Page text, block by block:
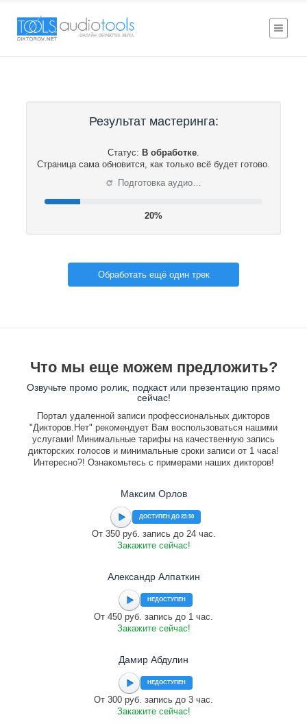
Результат мастеринга:
Статус: В обработке.
Страница сама обновится, как только всё будет готово.
⟳ Подготовка аудио…
21%
Обработать ещё один трек
Что мы еще можем предложить?
Озвучьте промо ролик, подкаст или презентацию прямо
сейчас!
Портал удаленной записи профессиональных дикторов
"Дикторов.Нет" рекомендует Вам воспользоваться нашими
услугами! Минимальные тарифы на качественную запись
дикторских голосов и минимальные сроки записи от 1 часа!
Интересно?! Ознакомьтесь с примерами наших дикторов!
Максим Орлов
ДОСТУПЕН ДО 23:50
От 350 руб. запись до 24 час.
Закажите сейчас!
Александр Алпаткин
НЕДОСТУПЕН
От 450 руб. запись до 1 час.
Закажите сейчас!
Дамир Абдулин
НЕДОСТУПЕН
От 300 руб. запись до 3 час.
Закажите сейчас!